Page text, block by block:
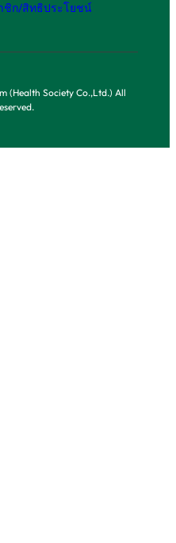
ชิก/สิทธิประโยชน์
(Health Society Co.,Ltd.) All